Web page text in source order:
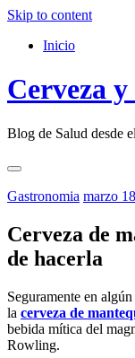
Skip to content
Inicio
Cerveza
Blog de Salud desde
Gastronomia marzo
Cerveza de
de hacerla
Seguramente en
la cerveza de
bebida mítica del
Rowling.